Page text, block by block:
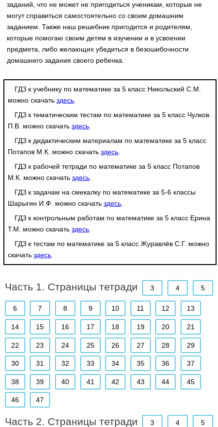
заданий, что не может не пригодиться ученикам, которые не
могут справиться самостоятельно со своим домашним
заданием. Также наш решебник пригодится и родителям,
которые помогаю своим детям в изучении и в усвоении
предмета, либо желающих убедиться в безошибочности
домашнего задания своего ребенка.
ГДЗ к учебнику по математике за 5 класс Никольский С.М.
можно скачать здесь
ГДЗ к тематическим тестам по математике за 5 класс Чулков
П.В. можно скачать здесь
ГДЗ к дидактическим материалам по математике за 5 класс
Потапов М.К. можно скачать здесь
ГДЗ к рабочей тетради по математике за 5 класс Потапов
М.К. можно скачать здесь
ГДЗ к задачам на смекалку по математике за 5-6 классы
Шарыгин И.Ф. можно скачать здесь
ГДЗ к контрольным работам по математике за 5 класс Ерина
Т.М. можно скачать здесь
ГДЗ к тестам по математике за 5 класс Журавлёв С.Г. можно
скачать здесь
Часть 1. Страницы тетради 3 4 5
6 7 8 9 10 11 12 13
14 15 16 17 18 19 20 21
22 23 24 25 26 27 28 29
30 31 32 33 34 35 36 37
38 39 40 41 42 43 44 45
46 47
Часть 2. Страницы тетради 3 4 5